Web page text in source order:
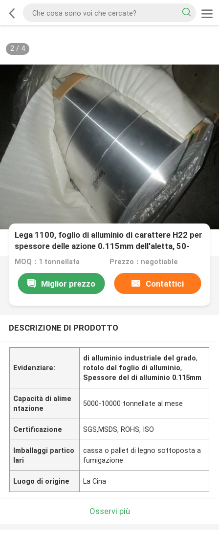
2/ 4
Lega 1100, foglio di alluminio di carattere H22 per
spessore delle azione 0.115mm dell'aletta, 50-
1250mm Widthx C
MOQ：1 tonnellata Prezzo：negotiable
Miglior prezzo Contattici
DESCRIZIONE DI PRODOTTO
Evidenziare:
di alluminio industriale del grado,
rotolo del foglio di alluminio,
Spessore del di alluminio 0.115mm
Capacità di alime
ntazione
5000-10000 tonnellate al mese
Certificazione SGS,MSDS, ROHS, ISO
Imballaggi partico
lari
cassa o pallet di legno sottoposta a
fumigazione
Luogo di origine La Cina
Osservi più